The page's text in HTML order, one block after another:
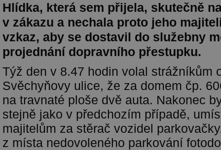
Hlídka, která sem přijela, skutečně
v zákazu a nechala proto jeho
vzkaz, aby se dostavil do služebny
projednání dopravního přestupku.
Týž den v 8.47 hodin volal strážníkům
Svěchyňovy ulice, že za domem čp.
na travnaté ploše dvě auta. Nakonec
stejně jako v předchozím případě,
majitelům za stěrač vozidel
z místa nedovoleného parkování